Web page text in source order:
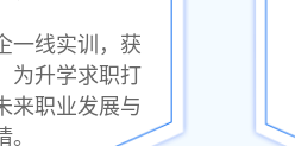
一线实训，获
为升学求职打
来职业发展与